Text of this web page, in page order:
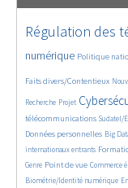
4591/5823
Régulation des
354/5823
3666/5823
numérique
1857/5823 Politique
5290/5823
654/5823
2322/5823
1557/5823
Faits divers/Contentieux
Recherche
243/5823Projet
3839/5823
2253/5823
1627/5823
télécommunications
285/5823 Sudatel/
1068/5823
1550/5823
1275/5823
1696/5823
Données personnelles
163/5823 Big
655/5823
365/5823
652/5823
internationaux entrants
1743/5823
107/5823
2586/5823
1073/5823
177/5823
602/5823
Genre
1989/5823Point de vue
1045/5823 Commerce
1507/5823
321/5823
124/5823
208/5823
1230/5823
Biométrie/Identité numérique
353/5823
340/5823
380/5823
1870/5823